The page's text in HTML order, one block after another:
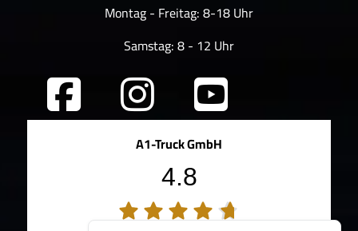
Montag - Freitag: 8-18 Uhr
Samstag: 8 - 12 Uhr
A1-Truck GmbH
4.8